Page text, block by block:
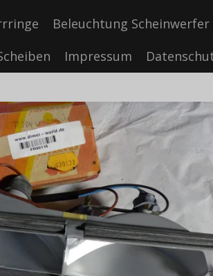
Beleuchtung Scheinwerfer
Impressum